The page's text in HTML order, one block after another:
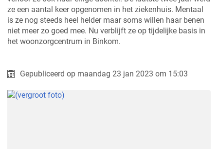
ze een aantal keer opgenomen in het ziekenhuis. Mentaal
is ze nog steeds heel helder maar soms willen haar benen
niet meer zo goed mee. Nu verblijft ze op tijdelijke basis in
het woonzorgcentrum in Binkom.
Gepubliceerd op maandag 23 jan 2023 om 15:03